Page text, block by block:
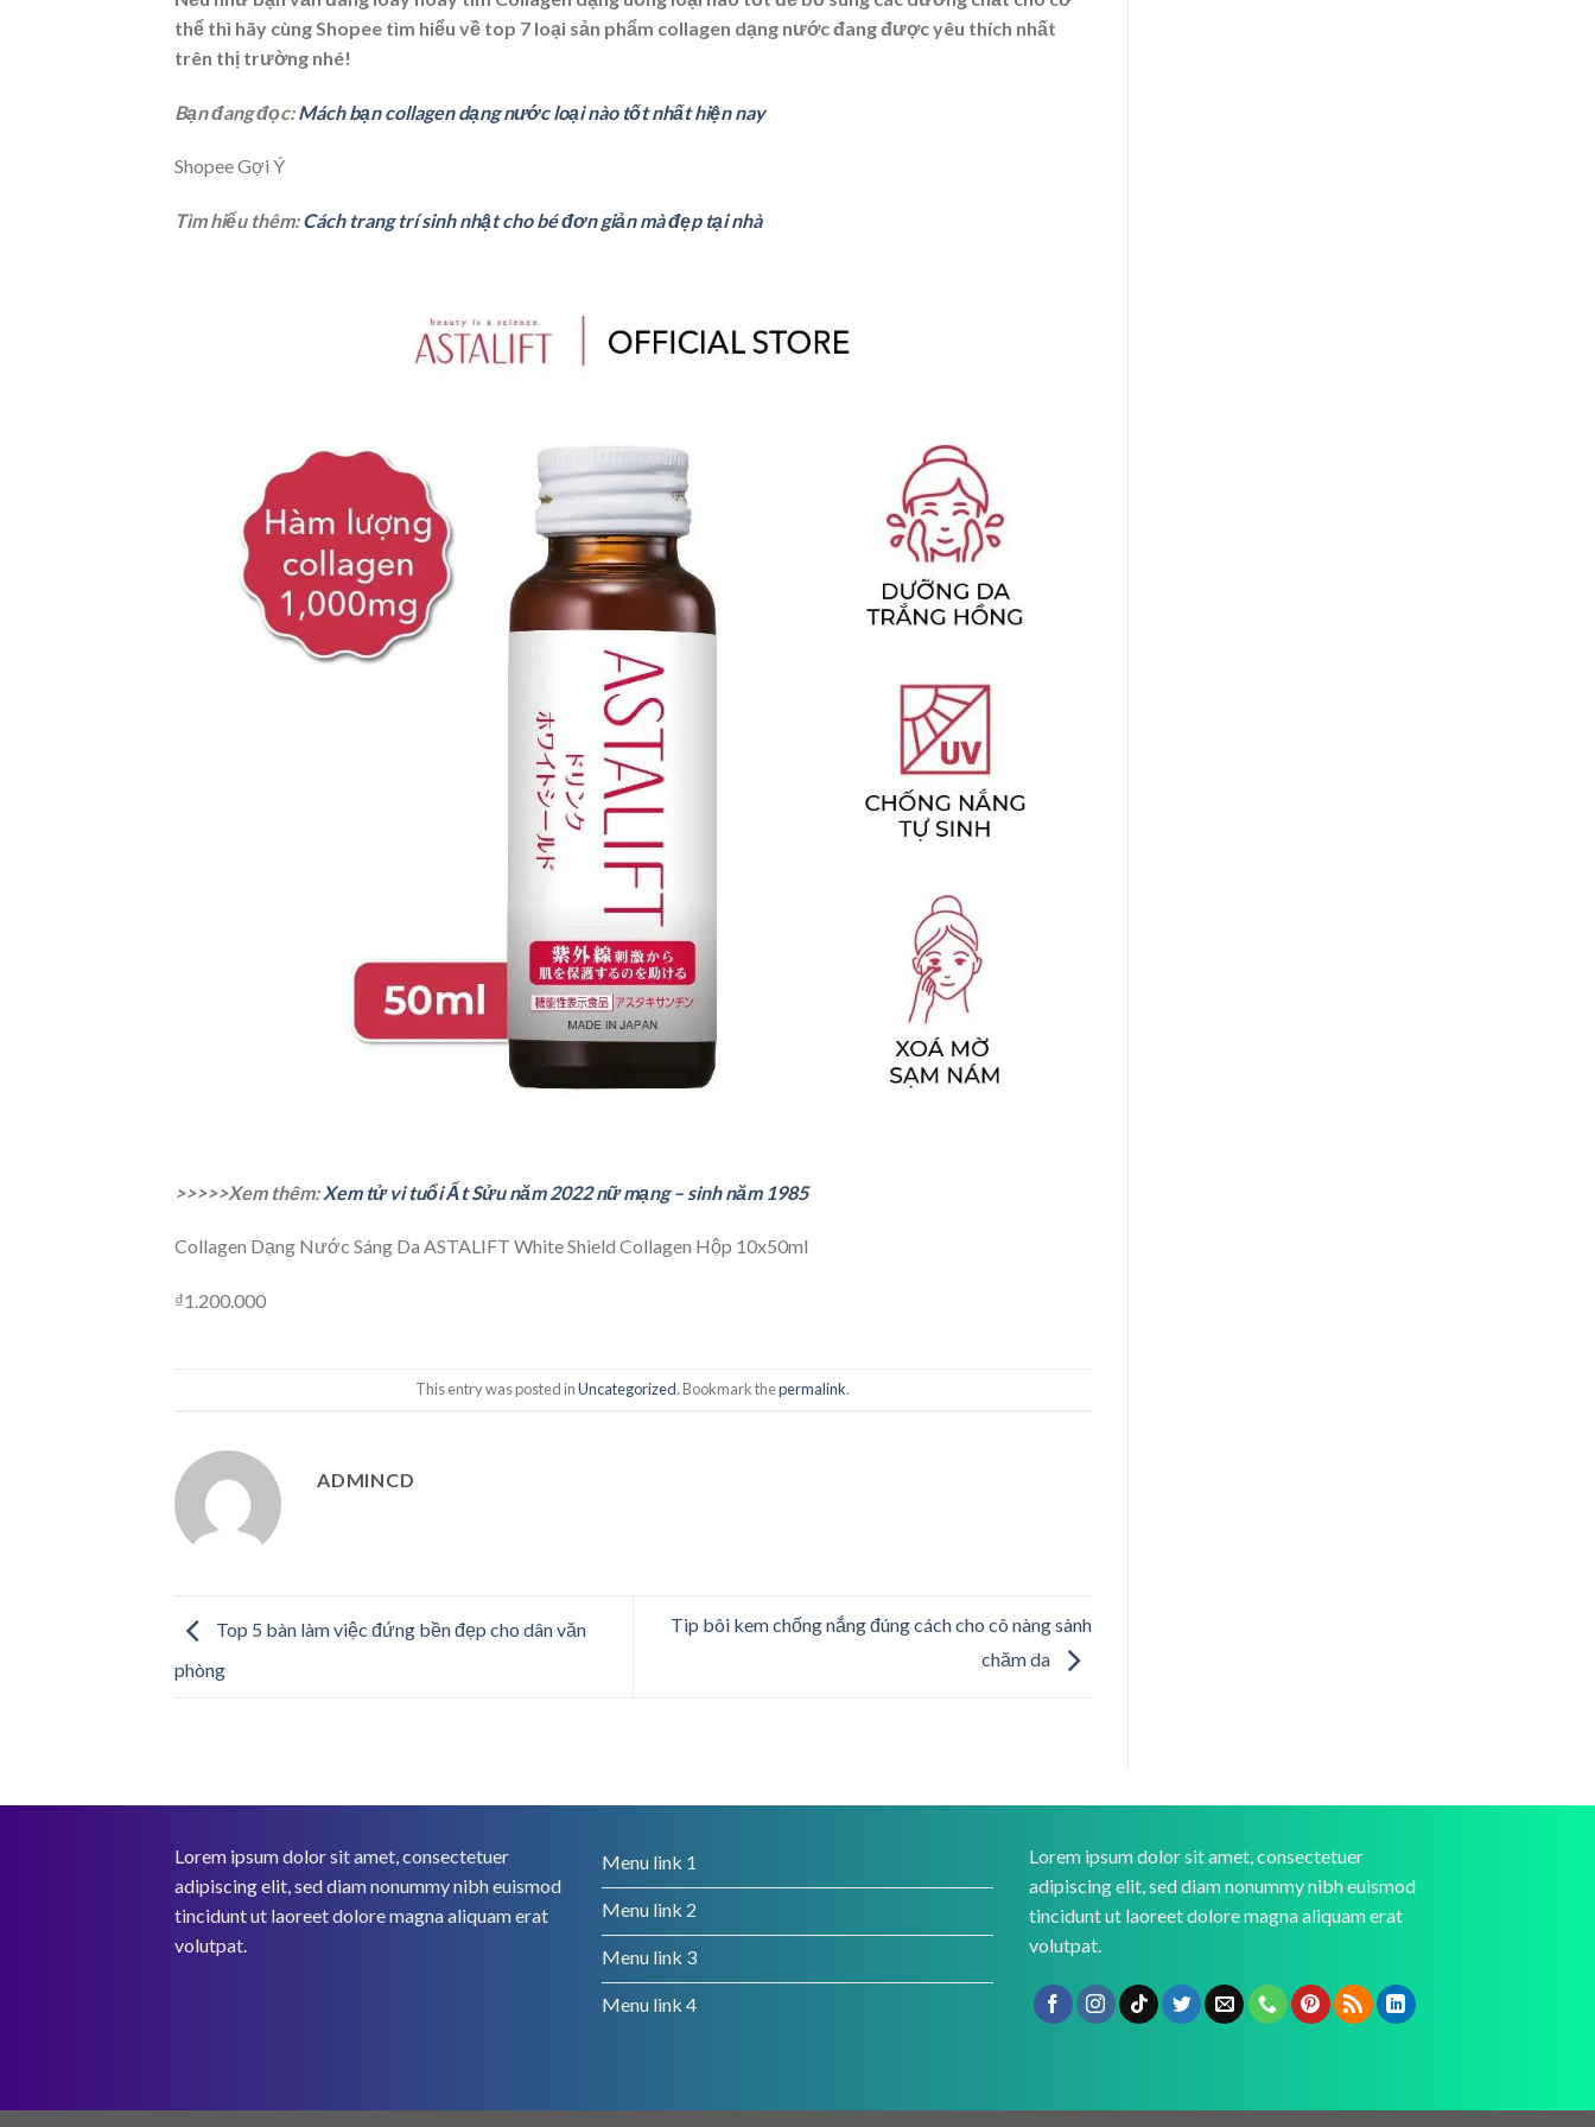
thể thì hãy cùng Shopee tìm hiểu về top 7 loại sản phẩm collagen dạng nước đang được yêu thích nhất
trên thị trường nhé!
Bạn đang đọc:Mách bạn collagen dạng nước loại nào tốt nhất hiện nay
Shopee Gợi Ý
Tìm hiểu thêm:Cách trang trí sinh nhật cho bé đơn giản mà đẹp tại nhà
>>>>>Xem thêm: Xem tử vi tuổi Ất Sửu năm 2022 nữ mạng – sinh năm 1985
Collagen Dạng Nước Sáng Da ASTALIFT White Shield Collagen Hộp 10x50ml
₫1.200.000
This entry was posted inUncategorized. Bookmark thepermalink.
ADMINCD
Top 5 bàn làm việc đứng bền đẹp cho dân văn
phòng
Tip bôi kem chống nắng đúng cách cho cô nàng sành
chăm da
Lorem ipsum dolor sit amet, consectetuer
adipiscing elit, sed diam nonummy nibh euismod
tincidunt ut laoreet dolore magna aliquam erat
volutpat.
Menu link 1
Menu link 2
Menu link 3
Menu link 4
Lorem ipsum dolor sit amet, consectetuer
adipiscing elit, sed diam nonummy nibh euismod
tincidunt ut laoreet dolore magna aliquam erat
volutpat.